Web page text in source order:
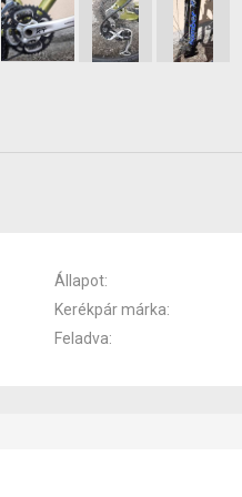
Állapot
Kerékpár márka
Feladva